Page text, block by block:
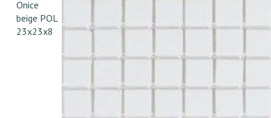
Onice
beige POL
23x23x8